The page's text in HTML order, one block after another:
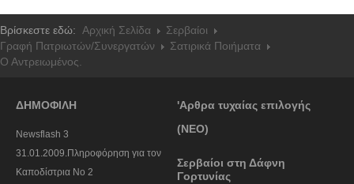
Βρίσκεστε εδώ: Αρχική Σελίδα
Σερβαίοι
Γραφή Πατριωτών/Συνεργατών
Σατιρικά Ποιήματα
Ο Αντρειωμένος.
ΔΗΜΟΦΙΛΗ
Newsflash 3
31.01.2009.Πληροφόρηση για τον
Καποδίστρια Νο 2
'Αρθρα τυχαίας επιλογής
(ΝΕΟ)
Σερβαίοι στη Δάφνη
Γορτυνίας